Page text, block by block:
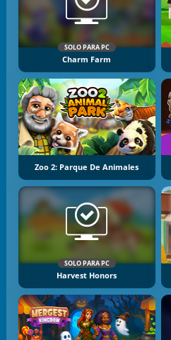
SOLO PARA PC
Charm Farm
Zoo 2: Parque De Animales
SOLO PARA PC
Harvest Honors